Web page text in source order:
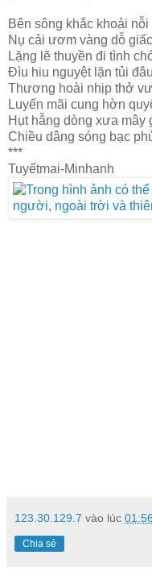
Bên sông khắc khoải
Nụ cải ươm vàng dỗ
Lặng lẽ thuyền đi tình
Đìu hiu nguyệt lặn tủi
Thương hoài nhịp thở
Luyến mãi cung hờn
Hụt hẫng dòng xưa mây
Chiều dâng sóng bạc
***
Tuyếtmai-Minhanh
123.30.129.7 vào lúc 01:56
Chia sẻ